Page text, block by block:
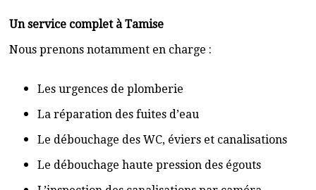
Un service complet à Tamise
Nous prenons notamment en charge :
Les urgences de plomberie
La réparation des fuites d’eau
Le débouchage des WC, éviers et canalisations
Le débouchage haute pression des égouts